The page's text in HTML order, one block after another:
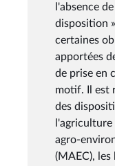
l'absence
disposition
certaines
apportées
de prise en
motif. Il est
des
l'agriculture
agro-
(MAEC),